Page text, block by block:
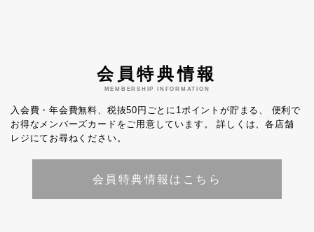
会員特典情報
MEMBERSHIP INFORMATION
入会費・年会費無料、税抜50円ごとに1ポイントが貯まる、
便利で
お得なメンバーズカードをご用意しています。
詳しくは、各店舗
レジにてお尋ねください。
会員特典情報はこちら